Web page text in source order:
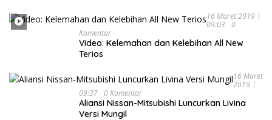
16 Maret 2019 |
09:03
0
Komentar
Video: Kelemahan dan Kelebihan All New
Terios
16 Maret
2019 |
09:37 0 Komentar
Aliansi Nissan-Mitsubishi Luncurkan Livina
Versi Mungil